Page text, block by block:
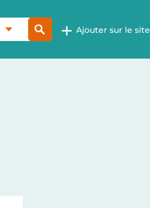
Ajouter sur le site